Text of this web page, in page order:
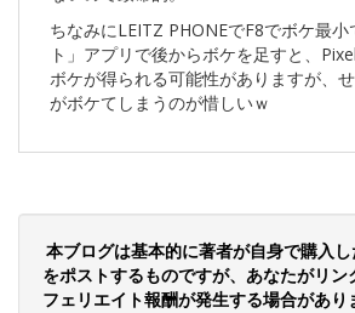
ちなみにLEITZ PHONEでF8でボケ最小
ト」アプリで後からボケを足すと、
ボケが得られる可能性がありますが、
がボケてしまうのが惜しいｗ
本ブログは基本的に著者が自身で購入
をポストするものですが、あなたがリ
フェリエイト報酬が発生する場合があり